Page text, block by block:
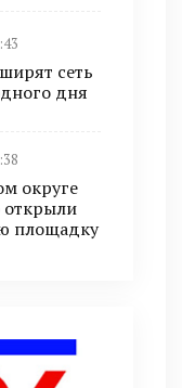
сеть
дня
округе
открыли
площадку